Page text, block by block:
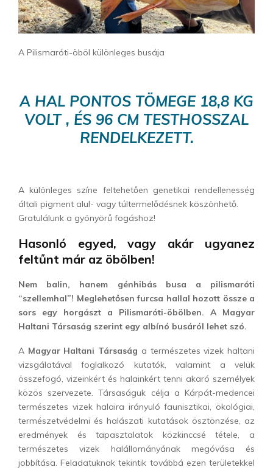
A Pilismaróti-öböl különleges busája
A HAL PONTOS TÖMEGE 18,8 KG
VOLT , ÉS 96 CM TESTHOSSZAL
RENDELKEZETT.
A különleges színe feltehetően genetikai rendellenesség
általi pigment alul- vagy túltermelődésnek köszönhető.
Gratulálunk a gyönyörű fogáshoz!
Hasonló egyed, vagy akár ugyanez
feltűnt már az öbölben!
Nem balin, hanem génhibás busa a pilismaróti
“szellemhal”! Meglehetősen furcsa hallal hozott össze a
sors egy horgászt a Pilismaróti-öbölben. A Magyar
Haltani Társaság szerint egy albínó busáról lehet szó.
A Magyar Haltani Társaság a természetes vizek haltani
vizsgálatával foglalkozó kutatók, valamint a velük
összefogó, vizeinkért és halainkért tenni akaró személyek
közös szervezete. Társaságuk célja a Kárpát-medencei
természetes vizek halaira irányuló faunisztikai, ökológiai,
természetvédelmi és halászati kutatások ösztönzése, az
eredmények és tapasztalatok közkinccsé tétele, a
természetes vizek halállományának megóvása és
jobbítása. Feladatuknak tekintik továbbá ezen területekkel